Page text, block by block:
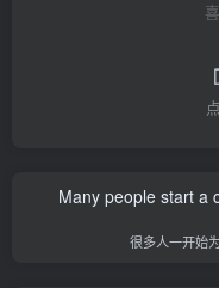
Many people start a
很多人一开始